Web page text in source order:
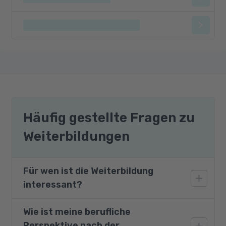
Häufig gestellte Fragen zu
Weiterbildungen
Für wen ist die Weiterbildung
interessant?
Die Weiterbildung richtet sich an Personen, die
Wie ist meine berufliche